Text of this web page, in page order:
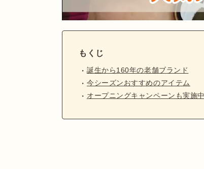
もくじ
誕生から160年の老舗ブランド
今シーズンおすすめのアイテム
オープニングキャンペーンも実施中